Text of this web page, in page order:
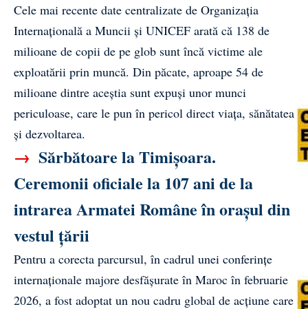
Cele mai recente date centralizate de Organizația
Internațională a Muncii și UNICEF arată că 138 de
milioane de copii de pe glob sunt încă victime ale
exploatării prin muncă. Din păcate, aproape 54 de
milioane dintre aceștia sunt expuși unor munci
periculoase, care le pun în pericol direct viața, sănătatea
și dezvoltarea.
→ Sărbătoare la Timișoara.
Ceremonii oficiale la 107 ani de la
intrarea Armatei Române în orașul din
vestul țării
Pentru a corecta parcursul, în cadrul unei conferințe
internaționale majore desfășurate în Maroc în februarie
2026, a fost adoptat un nou cadru global de acțiune care